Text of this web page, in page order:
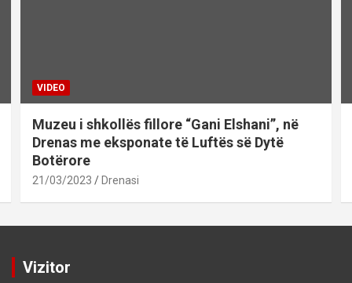
VIDEO
Muzeu i shkollës fillore “Gani Elshani”, në
Drenas me eksponate të Luftës së Dytë
Botërore
21/03/2023 Drenasi
Vizitor